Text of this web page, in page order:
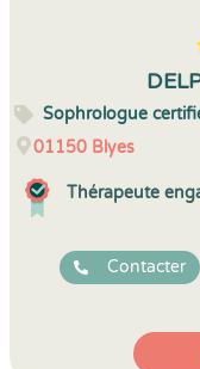
Sophrologue
01150 Blyes
Thérapeute
Contacter